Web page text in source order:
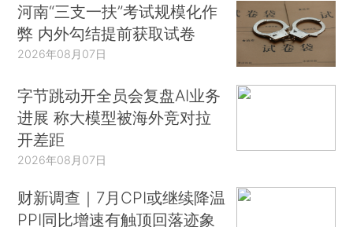
河南“三支一扶”考试规模化作
弊 内外勾结提前获取试卷
2026年08月07日
字节跳动开全员会复盘AI业务
进展 称大模型被海外竞对拉
开差距
2026年08月07日
财新调查｜7月CPI或继续降温
PPI同比增速有触顶回落迹象